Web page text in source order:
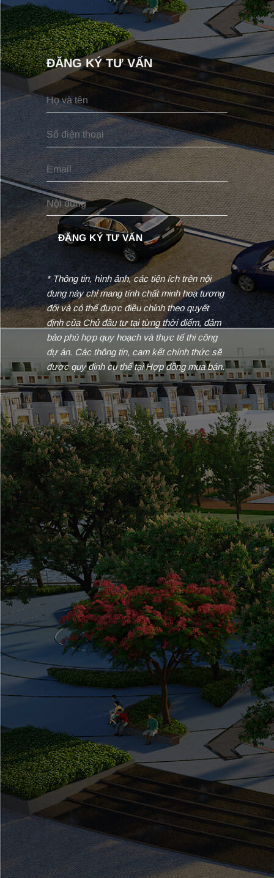
ĐĂNG KÝ TƯ VẤN
* Thông tin, hình ảnh, các tiện ích trên nội
dung này chỉ mang tính chất minh hoạ tương
đối và có thể được điều chỉnh theo quyết
định của Chủ đầu tư tại từng thời điểm, đảm
bảo phù hợp quy hoạch và thực tế thi công
dự án. Các thông tin, cam kết chính thức sẽ
được quy định cụ thể tại Hợp đồng mua bán.